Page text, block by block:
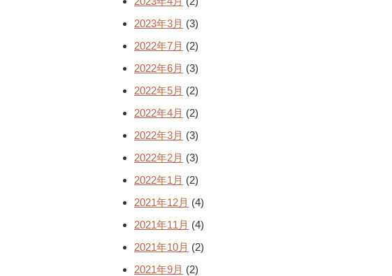
2023年3月 (3)
2022年7月 (2)
2022年6月 (3)
2022年5月 (2)
2022年4月 (2)
2022年3月 (3)
2022年2月 (3)
2022年1月 (2)
2021年12月 (4)
2021年11月 (4)
2021年10月 (2)
2021年9月 (2)